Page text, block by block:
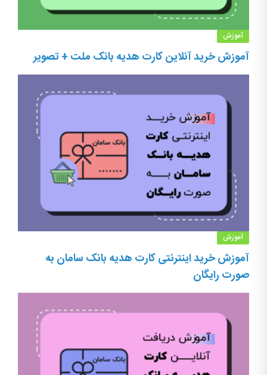
آموزش
آموزش خرید آنلاین کارت هدیه بانک ملت + تصویر
آموزش
آموزش خرید اینترنتی کارت هدیه بانک سامان به
صورت رایگان